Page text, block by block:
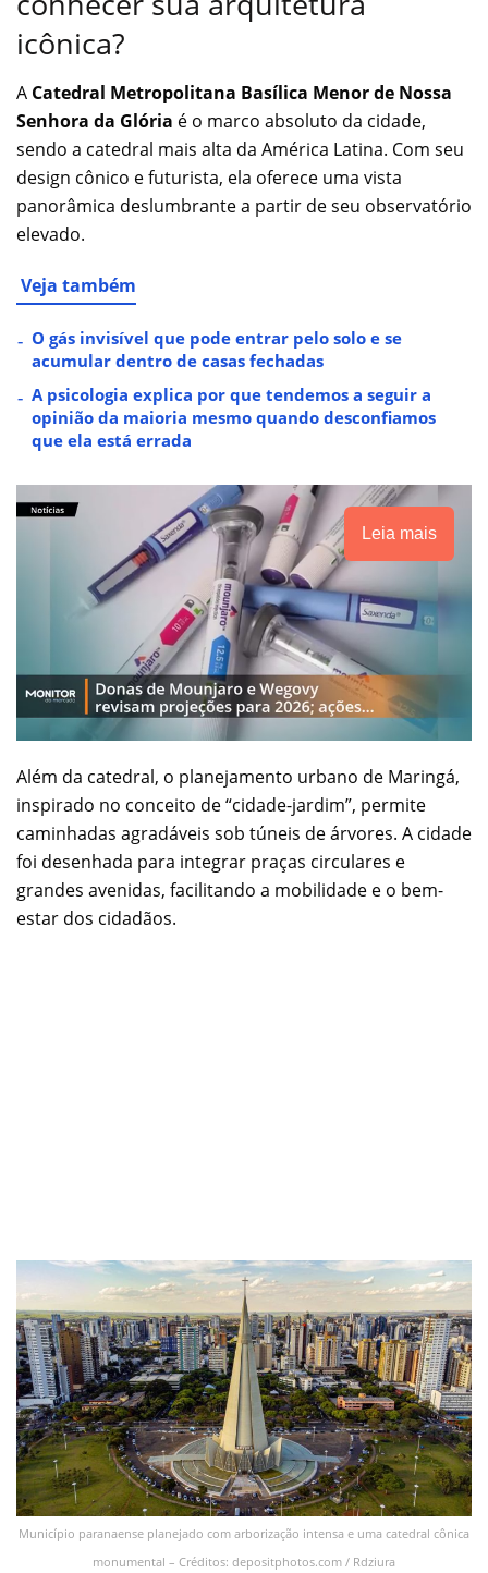
icônica?
A Catedral Metropolitana Basílica Menor de Nossa
Senhora da Glória é o marco absoluto da cidade,
sendo a catedral mais alta da América Latina. Com seu
design cônico e futurista, ela oferece uma vista
panorâmica deslumbrante a partir de seu observatório
elevado.
Veja também
O gás invisível que pode entrar pelo solo e se
acumular dentro de casas fechadas
A psicologia explica por que tendemos a seguir a
opinião da maioria mesmo quando desconfiamos
que ela está errada
Leia mais
Além da catedral, o planejamento urbano de Maringá,
inspirado no conceito de “cidade-jardim”, permite
caminhadas agradáveis sob túneis de árvores. A cidade
foi desenhada para integrar praças circulares e
grandes avenidas, facilitando a mobilidade e o bem-
estar dos cidadãos.
Município paranaense planejado com arborização intensa e uma catedral cônica
monumental – Créditos: depositphotos.com / Rdziura